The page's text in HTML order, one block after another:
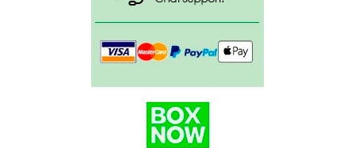
Ενισχύει την ένταση και διάρκεια του χρώματος
Χαρίζει απαλά μαλλιά με υγιή όψη και
Οδηγίες χρήσης: